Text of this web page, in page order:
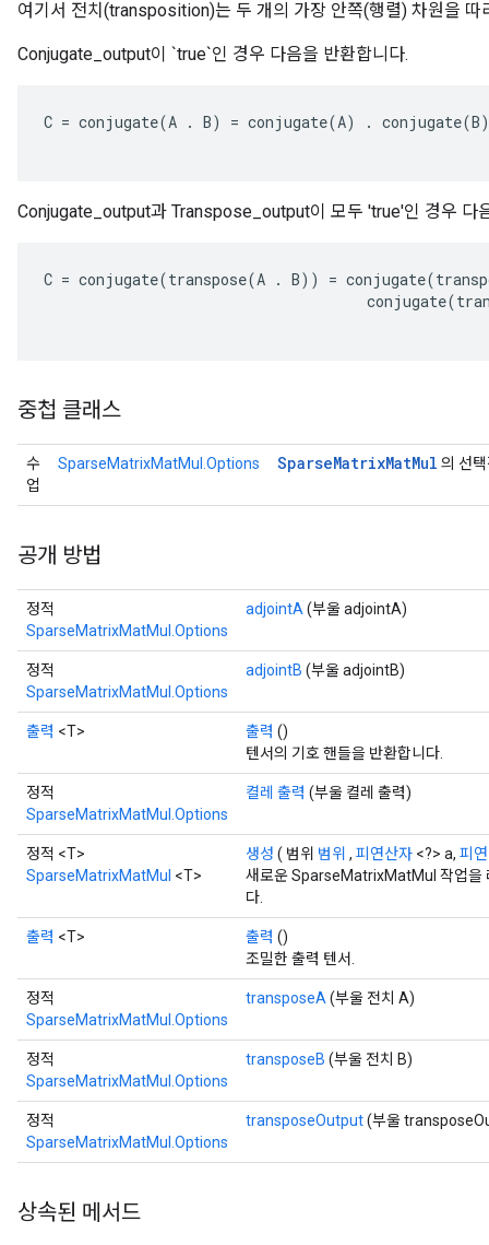
여기서 전치(transposition)는 두 개의 가장 안쪽(행렬) 차원을 따
Conjugate_output이 `true`인 경우 다음을 반환합니다.
C = conjugate(A . B) = conjugate(A) . conjugate(B)
Conjugate_output과 Transpose_output이 모두 'true'인 경우 다
C = conjugate(transpose(A . B)) = conjugate(
conjugate(
중첩 클래스
수
업
SparseMatrixMatMul.Options SparseMatrixMatMul 의 선
공개 방법
정적
SparseMatrixMatMul.Options
adjointA (부울 adjointA)
정적
SparseMatrixMatMul.Options
adjointB (부울 adjointB)
출력 <T> 출력 ()
텐서의 기호 핸들을 반환합니다.
정적
SparseMatrixMatMul.Options
켤레 출력 (부울 켤레 출력)
정적 <T>
SparseMatrixMatMul <T>
생성 ( 범위 범위 , 피연산자 <?> a, 피
새로운 SparseMatrixMatMul 작업을
다.
출력 <T> 출력 ()
조밀한 출력 텐서.
정적
SparseMatrixMatMul.Options
transposeA (부울 전치 A)
정적
SparseMatrixMatMul.Options
transposeB (부울 전치 B)
정적
SparseMatrixMatMul.Options
transposeOutput(부울
상속된 메서드